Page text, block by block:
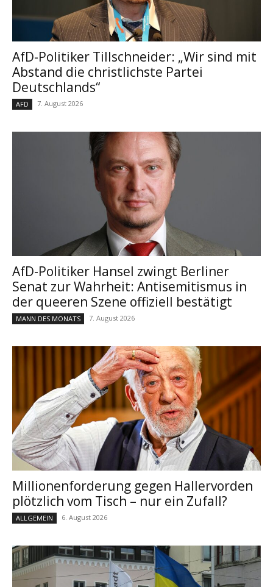
AfD-Politiker Tillschneider: „Wir sind mit
Abstand die christlichste Partei
Deutschlands“
AFD 7. August 2026
AfD-Politiker Hansel zwingt Berliner
Senat zur Wahrheit: Antisemitismus in
der queeren Szene offiziell bestätigt
MANN DES MONATS 7. August 2026
Millionenforderung gegen Hallervorden
plötzlich vom Tisch – nur ein Zufall?
ALLGEMEIN 6. August 2026